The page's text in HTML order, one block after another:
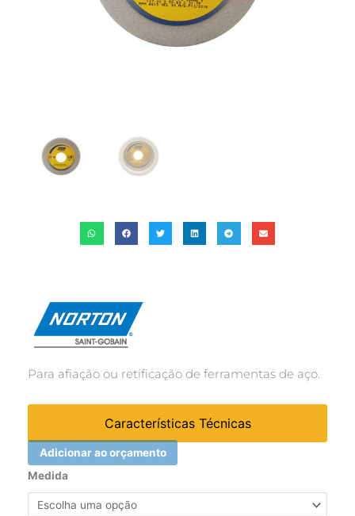
Para afiação ou retificação de ferramentas de aço.
Características Técnicas
Adicionar ao orçamento
Medida
Rebolo
copo
reto